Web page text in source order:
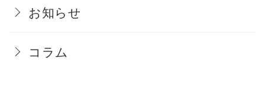
お知らせ
コラム